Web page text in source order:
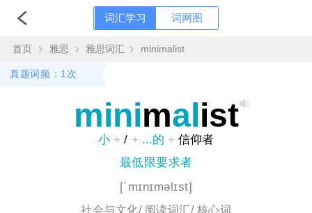
词汇学习 词网图
首页 雅思 雅思词汇 minimalist
真题词频：1次
minimal ist
小 + / + ...的 + 信仰者
最低限要求者
[ˈmɪnɪməlɪst]
社会与文化/ 阅读词汇/ 核心词